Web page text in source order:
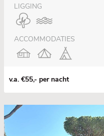
LIGGING
ACCOMMODATIES
v.a. €55,- per nacht